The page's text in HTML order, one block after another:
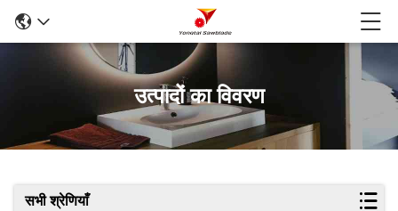
उत्पादों का विवरण
सभी श्रेणियाँ